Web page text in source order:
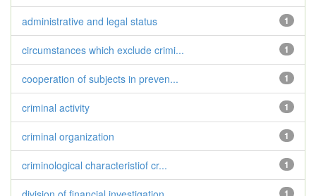
1
administrative and legal status
1
circumstances which exclude crimi...
1
cooperation of subjects in preven...
1
criminal activity
1
criminal organization
1
criminological characteristiof cr...
1